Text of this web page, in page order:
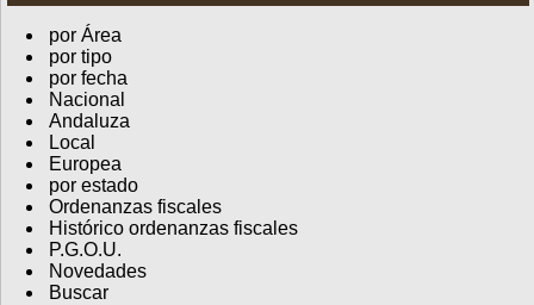
por Área
por tipo
por fecha
Nacional
Andaluza
Local
Europea
por estado
Ordenanzas fiscales
Histórico ordenanzas fiscales
P.G.O.U.
Novedades
Buscar